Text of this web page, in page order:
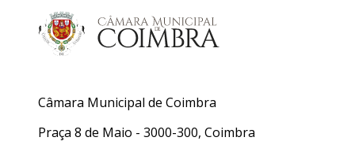
Câmara Municipal de Coimbra
Praça 8 de Maio - 3000-300, Coimbra